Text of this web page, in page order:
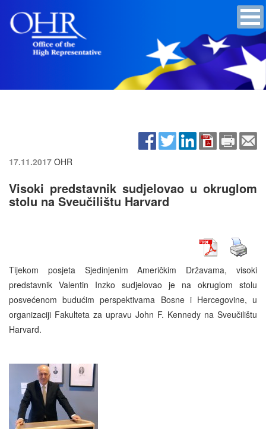
17.11.2017 OHR
Visoki predstavnik sudjelovao u okruglom
stolu na Sveučilištu Harvard
Tijekom posjeta Sjedinjenim Američkim Državama, visoki
predstavnik Valentin Inzko sudjelovao je na okruglom stolu
posvećenom budućim perspektivama Bosne i Hercegovine, u
organizaciji Fakulteta za upravu John F. Kennedy na Sveučilištu
Harvard.